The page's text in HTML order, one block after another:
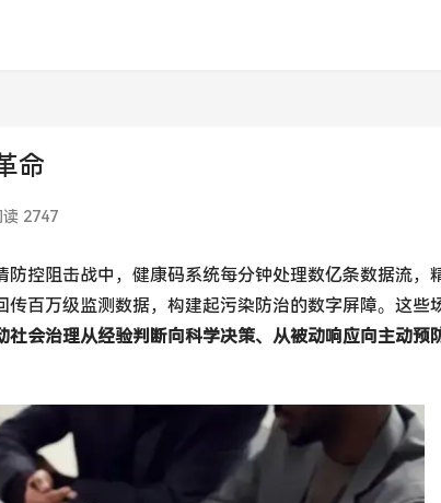
命
读 2747
控阻击战中，健康码系统每分钟处理数亿条数据流，
百万级监测数据，构建起污染防治的数字屏障。这些
会治理从经验判断向科学决策、从被动响应向主动预防